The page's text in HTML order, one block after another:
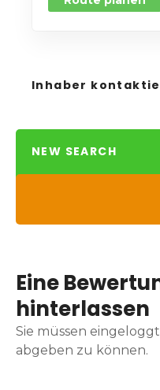
Inhaber
NEW SEARCH
Eine
hinterlassen
Sie müssen
abgeben zu können.